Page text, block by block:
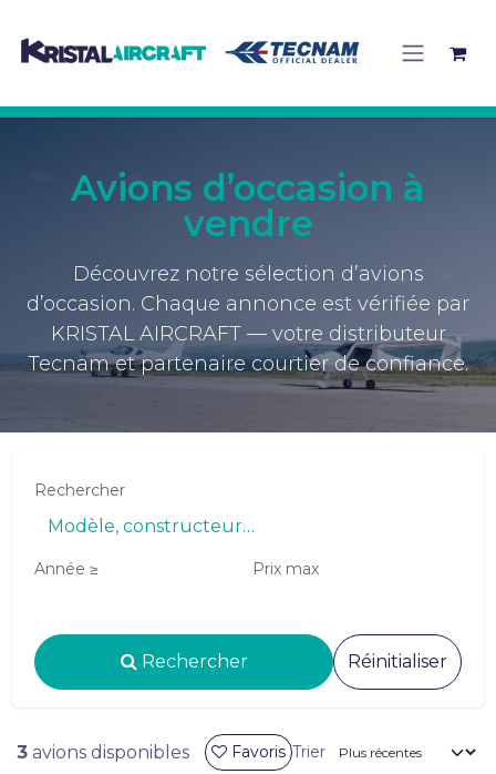
Avions d’occasion à
vendre
Découvrez notre sélection d’avions
d’occasion. Chaque annonce est vérifiée par
KRISTAL AIRCRAFT — votre distributeur
Tecnam et partenaire courtier de confiance.
Rechercher
Année ≥ Prix max
Rechercher Réinitialiser
3 avions disponibles Favoris Trier